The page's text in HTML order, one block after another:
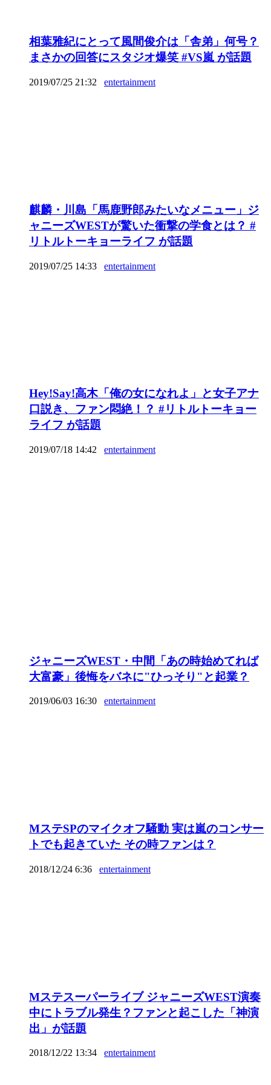
相葉雅紀にとって風間俊介は「舎弟」何号？
まさかの回答にスタジオ爆笑 #VS嵐 が話題
2019/07/25 21:32 entertainment
麒麟・川島「馬鹿野郎みたいなメニュー」ジ
ャニーズWESTが驚いた衝撃の学食とは？ #
リトルトーキョーライフ が話題
2019/07/25 14:33 entertainment
Hey!Say!高木「俺の女になれよ」と女子アナ
口説き、ファン悶絶！？ #リトルトーキョー
ライフ が話題
2019/07/18 14:42 entertainment
ジャニーズWEST・中間「あの時始めてれば
大富豪」後悔をバネに"ひっそり"と起業？
2019/06/03 16:30 entertainment
MステSPのマイクオフ騒動 実は嵐のコンサー
トでも起きていた その時ファンは？
2018/12/24 6:36 entertainment
Mステスーパーライブ ジャニーズWEST演奏
中にトラブル発生？ファンと起こした「神演
出」が話題
2018/12/22 13:34 entertainment